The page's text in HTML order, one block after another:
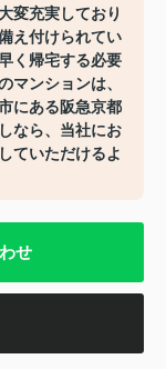
変充実しており
え付けられてい
く帰宅する必要
マンションは、
にある阪急京都
なら、当社にお
ていただけるよ
せ